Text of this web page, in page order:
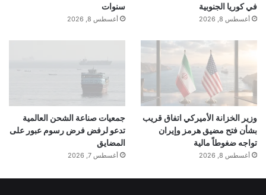
في كوريا الجنوبية
أغسطس 8, 2026
سنوات
أغسطس 8, 2026
وزير الخزانة الأميركي اتفاق قريب
بشأن فتح مضيق هرمز وإيران
تواجه ضغوطاً مالية
أغسطس 8, 2026
جمعيات صناعة الشحن العالمية
تدعو لرفض فرض رسوم عبور على
المضايق
أغسطس 7, 2026